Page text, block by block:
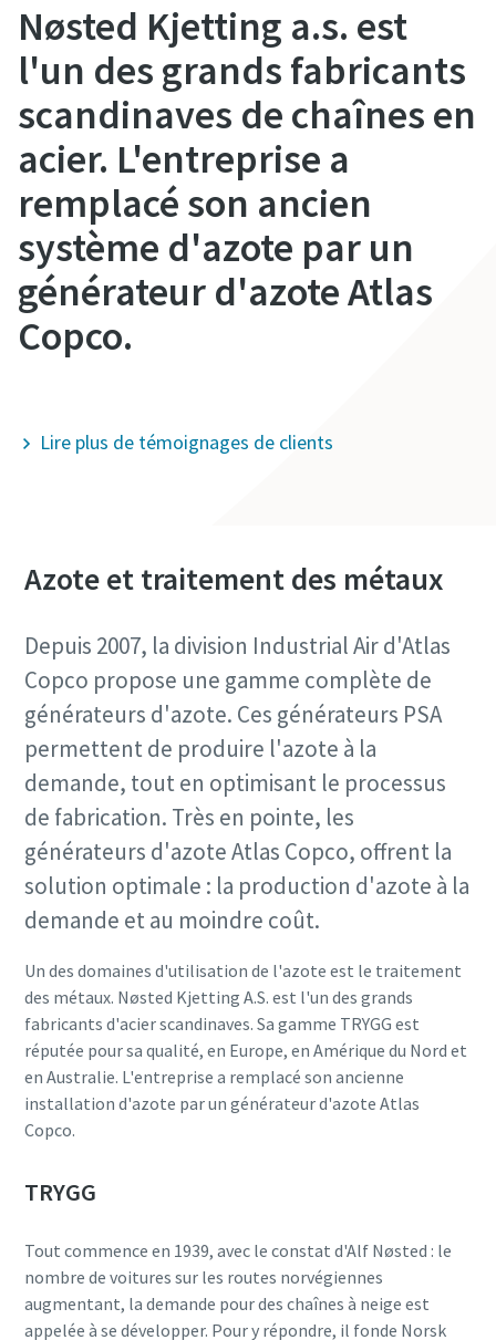
10 étapes pour une production éco-
responsable et plus efficace
éco-responsable - Tout ce que vous devez savoir
En savoir plus
Nøsted Kjetting a.s. est
l'un des grands fabricants
scandinaves de chaînes en
acier. L'entreprise a
remplacé son ancien
système d'azote par un
générateur d'azote Atlas
Copco.
Lire plus de témoignages de clients
Azote et traitement des métaux
Depuis 2007, la division Industrial Air d'Atlas
Copco propose une gamme complète de
générateurs d'azote. Ces générateurs PSA
permettent de produire l'azote à la
demande, tout en optimisant le processus
de fabrication. Très en pointe, les
générateurs d'azote Atlas Copco, offrent la
solution optimale : la production d'azote à la
demande et au moindre coût.
Un des domaines d'utilisation de l'azote est le traitement
des métaux. Nøsted Kjetting A.S. est l'un des grands
fabricants d'acier scandinaves. Sa gamme TRYGG est
réputée pour sa qualité, en Europe, en Amérique du Nord et
en Australie. L'entreprise a remplacé son ancienne
installation d'azote par un générateur d'azote Atlas
Copco.
TRYGG
Tout commence en 1939, avec le constat d'Alf Nøsted : le
nombre de voitures sur les routes norvégiennes
augmentant, la demande pour des chaînes à neige est
appelée à se développer. Pour y répondre, il fonde Norsk